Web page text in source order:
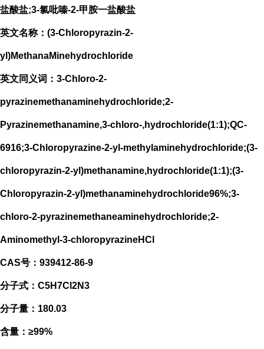
盐酸盐;3-氯吡嗪-2-甲胺一盐酸盐
英文名称：(3-Chloropyrazin-2-
yl)MethanaMinehydrochloride
英文同义词：3-Chloro-2-
pyrazinemethanaminehydrochloride;2-
Pyrazinemethanamine,3-chloro-,hydrochloride(1:1);QC-
6916;3-Chloropyrazine-2-yl-methylaminehydrochloride;(3-
chloropyrazin-2-yl)methanamine,hydrochloride(1:1);(3-
Chloropyrazin-2-yl)methanaminehydrochloride96%;3-
chloro-2-pyrazinemethaneaminehydrochloride;2-
Aminomethyl-3-chloropyrazineHCl
CAS号：939412-86-9
分子式：C5H7Cl2N3
分子量：180.03
含量：≥99%